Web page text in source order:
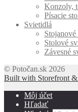
Konzoly,
Písacie
Svietidlá
Stolové
Závesné
© Potočan.sk 2026
Built with Storefront
Môj účet
Hľadať